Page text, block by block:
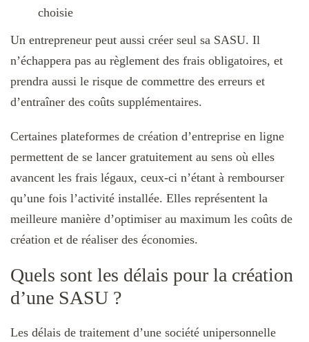
choisie
Un entrepreneur peut aussi créer seul sa SASU. Il
n’échappera pas au règlement des frais obligatoires, et
prendra aussi le risque de commettre des erreurs et
d’entraîner des coûts supplémentaires.
Certaines plateformes de création d’entreprise en ligne
permettent de se lancer gratuitement au sens où elles
avancent les frais légaux, ceux-ci n’étant à rembourser
qu’une fois l’activité installée. Elles représentent la
meilleure manière d’optimiser au maximum les coûts de
création et de réaliser des économies.
Quels sont les délais pour la création
d’une SASU ?
Les délais de traitement d’une société unipersonnelle